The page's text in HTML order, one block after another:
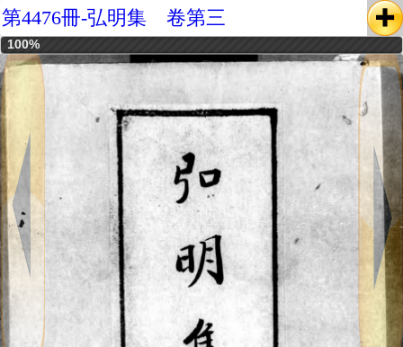
第4476冊-弘明集 卷第三
100%